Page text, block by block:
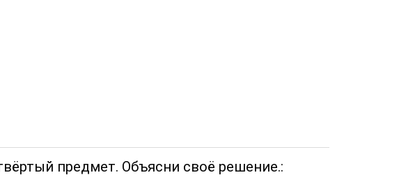
предмет. Объясни своё решение.: